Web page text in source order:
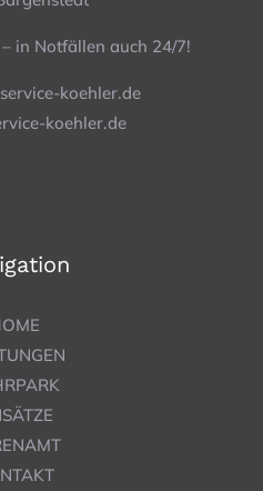
in Notfällen auch 24/7!
koehler.de
koehler.de